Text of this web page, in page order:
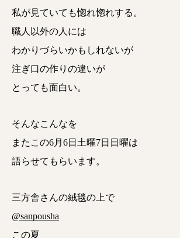
私が見ていても惚れ惚れする。
職人以外の人には
わかりづらいかもしれないが
注ぎ口の作りの違いが
とっても面白い。
そんなこんなを
またこの6月6日土曜7日日曜は
語らせてもらいます。
三方舎さんの絨毯の上で
@sanpousha
この夏